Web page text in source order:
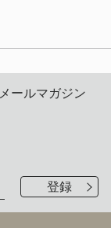
メールマガジン